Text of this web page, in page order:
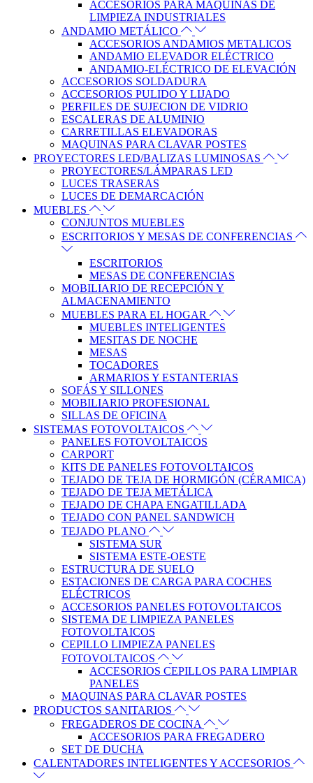
ACCESORIOS PARA MÁQUINAS DE
LIMPIEZA INDUSTRIALES
ANDAMIO METÁLICO
ACCESORIOS ANDAMIOS METALICOS
ANDAMIO ELEVADOR ELÉCTRICO
ANDAMIO-ELÉCTRICO DE ELEVACIÓN
ACCESORIOS SOLDADURA
ACCESORIOS PULIDO Y LIJADO
PERFILES DE SUJECION DE VIDRIO
ESCALERAS DE ALUMINIO
CARRETILLAS ELEVADORAS
MAQUINAS PARA CLAVAR POSTES
PROYECTORES LED/BALIZAS LUMINOSAS
PROYECTORES/LÁMPARAS LED
LUCES TRASERAS
LUCES DE DEMARCACIÓN
MUEBLES
CONJUNTOS MUEBLES
ESCRITORIOS Y MESAS DE CONFERENCIAS
ESCRITORIOS
MESAS DE CONFERENCIAS
MOBILIARIO DE RECEPCIÓN Y
ALMACENAMIENTO
MUEBLES PARA EL HOGAR
MUEBLES INTELIGENTES
MESITAS DE NOCHE
MESAS
TOCADORES
ARMARIOS Y ESTANTERIAS
SOFÁS Y SILLONES
MOBILIARIO PROFESIONAL
SILLAS DE OFICINA
SISTEMAS FOTOVOLTAICOS
PANELES FOTOVOLTAICOS
CARPORT
KITS DE PANELES FOTOVOLTAICOS
TEJADO DE TEJA DE HORMIGÓN (CÉRAMICA)
TEJADO DE TEJA METÁLICA
TEJADO DE CHAPA ENGATILLADA
TEJADO CON PANEL SANDWICH
TEJADO PLANO
SISTEMA SUR
SISTEMA ESTE-OESTE
ESTRUCTURA DE SUELO
ESTACIONES DE CARGA PARA COCHES
ELÉCTRICOS
ACCESORIOS PANELES FOTOVOLTAICOS
SISTEMA DE LIMPIEZA PANELES
FOTOVOLTAICOS
CEPILLO LIMPIEZA PANELES
FOTOVOLTAICOS
ACCESORIOS CEPILLOS PARA LIMPIAR
PANELES
MAQUINAS PARA CLAVAR POSTES
PRODUCTOS SANITARIOS
FREGADEROS DE COCINA
ACCESORIOS PARA FREGADERO
SET DE DUCHA
CALENTADORES INTELIGENTES Y ACCESORIOS